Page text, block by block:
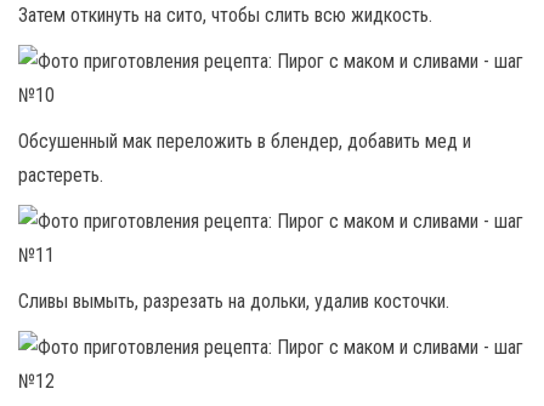
Затем откинуть на сито, чтобы слить всю жидкость.
Обсушенный мак переложить в блендер, добавить мед и
растереть.
Сливы вымыть, разрезать на дольки, удалив косточки.